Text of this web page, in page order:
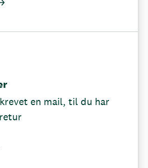
en mail, til du har